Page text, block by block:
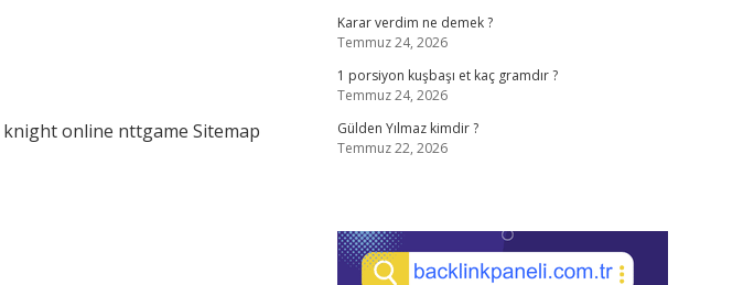
knight online nttgame Sitemap
Karar verdim ne demek ?
Temmuz 24, 2026
1 porsiyon kuşbaşı et kaç gramdır ?
Temmuz 24, 2026
Gülden Yılmaz kimdir ?
Temmuz 22, 2026